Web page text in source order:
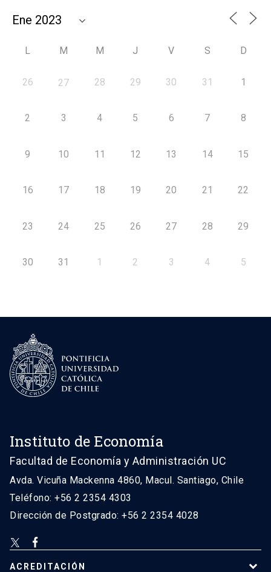
L M M J V S D
26 27 28 29 30 31 1
2 3 4 5 6 7 8
9 10 11 12 13 14 15
16 17 18 19 20 21 22
23 24 25 26 27 28 29
30 31 1 2 3 4 5
Instituto de Economía
Facultad de Economía y Administración UC
Avda. Vicuña Mackenna 4860, Macul. Santiago, Chile
Teléfono: +56 2 2354 4303
Dirección de Postgrado: +56 2 2354 4028
ACREDITACIÓN